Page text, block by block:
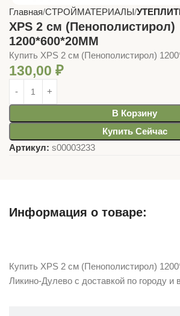
Главная СТРОЙМАТЕРИАЛЫ
XPS 2 см (Пенополистирол)
1200*600*20ММ
Купить XPS 2 см (Пенополистирол)
130,00 ₽
В Корзину
Купить Сейчас
Артикул: s00003233
Информация о товаре:
Купить XPS 2 см (Пенополистирол)
Ликино-Дулево с доставкой по городу и